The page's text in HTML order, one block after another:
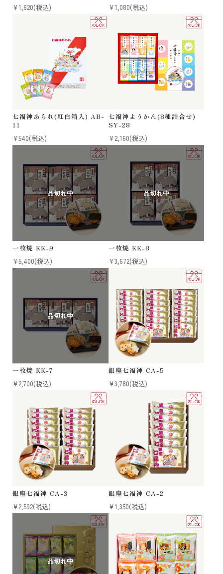
¥1,620(税込)
¥1,080(税込)
七福神あられ(紅白箱入) AB-
11
¥540(税込)
七福神ようかん(8種詰合せ)
SY-28
¥2,160(税込)
一枚焼 KK-9
¥5,400(税込)
一枚焼 KK-8
¥3,672(税込)
一枚焼 KK-7
¥2,700(税込)
銀座七福神 CA-5
¥3,780(税込)
銀座七福神 CA-3
¥2,592(税込)
銀座七福神 CA-2
¥1,350(税込)